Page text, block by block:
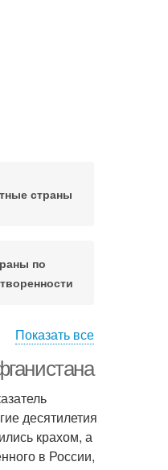
страны
по
по счастью
Показать все
десятилетия
крахом, а
в России,